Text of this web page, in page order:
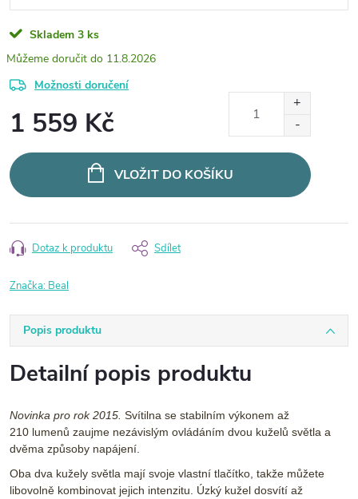
Skladem 3 ks
11.8.2026
Možnosti doručení
1 559 Kč
cena:
VLOŽIT DO KOŠÍKU
Dotaz k produktu Sdílet
Značka: Beal
Popis produktu
Detailní popis produktu
Novinka pro rok 2015. Svítilna se stabilním výkonem až
210 lumenů zaujme nezávislým ovládáním dvou kuželů světla a
dvěma způsoby napájení.
Oba dva kužely světla mají svoje vlastní tlačítko, takže můžete
libovolně kombinovat jejich intenzitu. Úzký kužel dosvítí až